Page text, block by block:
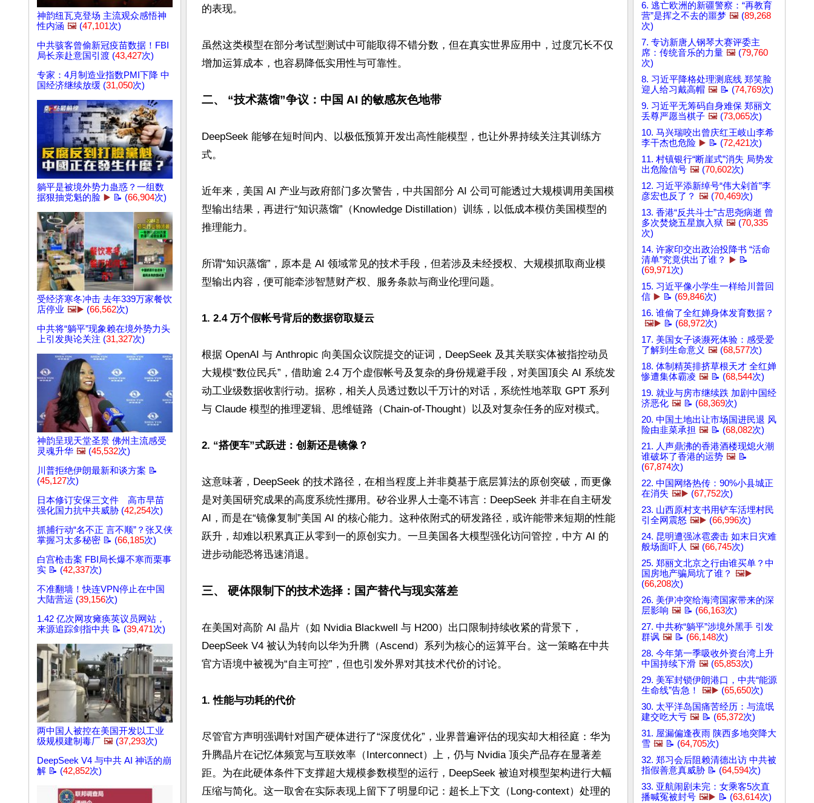
神韵纽瓦克登场 主流观众感悟神
性内涵 🖼️ (47,101次)
中共骇客曾偷新冠疫苗数据！FBI
局长亲赴意国引渡 (43,427次)
专家：4月制造业指数PMI下降 中
国经济继续放缓 (31,050次)
躺平是被境外势力蛊惑？一组数
据狠抽党魁的脸 ▶️ 📝 (66,904次)
受经济寒冬冲击 去年339万家餐饮
店停业 🖼️▶️ (66,562次)
中共将“躺平”现象赖在境外势力头
上引发舆论关注 (31,327次)
神韵呈现天堂圣景 佛州主流感受
灵魂升华 🖼️ (45,532次)
川普拒绝伊朗最新和谈方案 📝
(45,127次)
日本修订安保三文件 高市早苗
强化国力抗中共威胁 (42,254次)
抓捕行动“名不正 言不顺”？张又侠
掌握习太多秘密 📝 (66,185次)
白宫枪击案 FBI局长爆不寒而栗事
实 📝 (42,337次)
不准翻墙！快连VPN停止在中国
大陆营运 (39,156次)
1.42 亿次网攻瘫痪英议员网站，
来源追踪剑指中共 📝 (39,471次)
两中国人被控在美国开发以工业
级规模建制毒厂 🖼️ (37,293次)
DeepSeek V4 与中共 AI 神话的崩
解 📝 (42,852次)
的表现。
虽然这类模型在部分考试型测试中可能取得不错分数，但在真实世界应用中，过度冗长不仅
增加运算成本，也容易降低实用性与可靠性。
二、 “技术蒸馏”争议：中国 AI 的敏感灰色地带
DeepSeek 能够在短时间内、以极低预算开发出高性能模型，也让外界持续关注其训练方
式。
近年来，美国 AI 产业与政府部门多次警告，中共国部分 AI 公司可能透过大规模调用美国模
型输出结果，再进行“知识蒸馏”（Knowledge Distillation）训练，以低成本模仿美国模型的
推理能力。
所谓“知识蒸馏”，原本是 AI 领域常见的技术手段，但若涉及未经授权、大规模抓取商业模
型输出内容，便可能牵涉智慧财产权、服务条款与商业伦理问题。
1. 2.4 万个假帐号背后的数据窃取疑云
根据 OpenAI 与 Anthropic 向美国众议院提交的证词，DeepSeek 及其关联实体被指控动员
大规模“数位民兵”，借助逾 2.4 万个虚假帐号及复杂的身份规避手段，对美国顶尖 AI 系统发
动工业级数据收割行动。据称，相关人员透过数以千万计的对话，系统性地萃取 GPT 系列
与 Claude 模型的推理逻辑、思维链路（Chain-of-Thought）以及对复杂任务的应对模式。
2. “搭便车”式跃进：创新还是镜像？
这意味著，DeepSeek 的技术路径，在相当程度上并非奠基于底层算法的原创突破，而更像
是对美国研究成果的高度系统性挪用。矽谷业界人士毫不讳言：DeepSeek 并非在自主研发
AI，而是在“镜像复制”美国 AI 的核心能力。这种依附式的研发路径，或许能带来短期的性能
跃升，却难以积累真正从零到一的原创实力。一旦美国各大模型强化访问管控，中方 AI 的
进步动能恐将迅速消退。
三、 硬体限制下的技术选择：国产替代与现实落差
在美国对高阶 AI 晶片（如 Nvidia Blackwell 与 H200）出口限制持续收紧的背景下，
DeepSeek V4 被认为转向以华为升腾（Ascend）系列为核心的运算平台。这一策略在中共
官方语境中被视为“自主可控”，但也引发外界对其技术代价的讨论。
1. 性能与功耗的代价
尽管官方声明强调针对国产硬体进行了“深度优化”，业界普遍评估的现实却大相径庭：华为
升腾晶片在记忆体频宽与互联效率（Interconnect）上，仍与 Nvidia 顶尖产品存在显著差
距。为在此硬体条件下支撑超大规模参数模型的运行，DeepSeek 被迫对模型架构进行大幅
压缩与简化。这一取舍在实际表现上留下了明显印记：超长上下文（Long-context）处理的
6. 逃亡欧洲的新疆警察：“再教育
营”是挥之不去的噩梦 🖼️ (89,268
次)
7. 专访新唐人钢琴大赛评委主
席：传统音乐的力量 🖼️ (79,760
次)
8. 习近平降格处理测底线 郑笑脸
迎人给习戴高帽 🖼️ 📝 (74,769次)
9. 习近平无筹码自身难保 郑丽文
丢尊严愿当棋子 🖼️ (73,065次)
10. 马兴瑞咬出曾庆红王岐山李希
李干杰也危险 ▶️ 📝 (72,421次)
11. 村镇银行“断崖式”消失 局势发
出危险信号 🖼️ (70,602次)
12. 习近平添新绰号“伟大剁首”李
彦宏也反了？ 🖼️ (70,469次)
13. 香港“反共斗士”古思尧病逝 曾
多次焚烧五星旗入狱 🖼️ (70,335
次)
14. 许家印交出政治投降书 “活命
清单”究竟供出了谁？
▶️ 📝
(69,971次)
15. 习近平像小学生一样给川普回
信 ▶️ 📝 (69,846次)
16. 谁偷了全红婵身体发育数据？
🖼️▶️ 📝 (68,972次)
17. 美国女子谈濒死体验：感受爱
了解到生命意义 🖼️ (68,577次)
18. 体制精英排挤草根天才 全红婵
惨遭集体霸凌 🖼️ 📝 (68,544次)
19. 就业与房市继续跌 加剧中国经
济恶化 🖼️ 📝 (68,369次)
20. 中国土地出让市场国进民退 风
险由韭菜承担 🖼️ 📝 (68,082次)
21. 人声鼎沸的香港酒楼现熄火潮
谁破坏了香港的运势 🖼️ 📝
(67,874次)
22. 中国网络热传：90%小县城正
在消失 🖼️▶️ (67,752次)
23. 山西原村支书用铲车活埋村民
引全网震怒 🖼️▶️ (66,996次)
24. 昆明遭强冰雹袭击 如末日灾难
般场面吓人 🖼️ (66,745次)
25. 郑丽文北京之行由谁买单？中
国房地产骗局坑了谁？ 🖼️▶️
(66,208次)
26. 美伊冲突给海湾国家带来的深
层影响 🖼️ 📝 (66,163次)
27. 中共称“躺平”涉境外黑手 引发
群讽 🖼️ 📝 (66,148次)
28. 今年第一季吸收外资台湾上升
中国持续下滑 🖼️ (65,853次)
29. 美军封锁伊朗港口，中共“能源
生命线”告急！
🖼️▶️ (65,650次)
30. 太平洋岛国痛苦经历：与流氓
建交吃大亏 🖼️ 📝 (65,372次)
31. 屋漏偏逢夜雨 陕西多地突降大
雪 🖼️ 📝 (64,705次)
32. 郑习会后阻赖清德出访 中共被
指假善意真威胁 📝 (64,594次)
33. 亚航闹剧未完：女乘客5次直
播喊冤被封号 🖼️▶️ 📝 (63,614次)